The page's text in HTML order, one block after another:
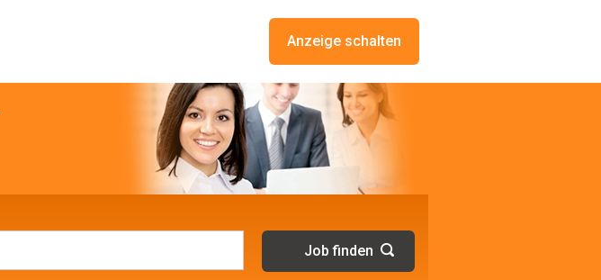
Anzeige schalten